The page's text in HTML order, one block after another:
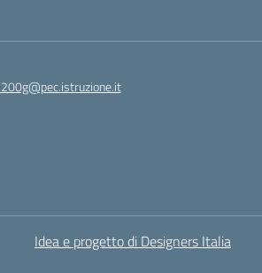
Idea e progetto di Designers Italia